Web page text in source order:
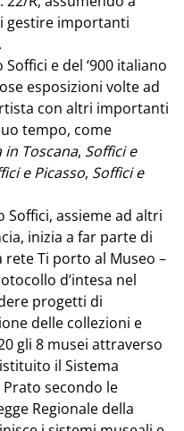
gestire importanti
e del ‘900 italiano
esposizioni volte ad
con altri importanti
tempo, come
in Toscana, Soffici e
e Picasso, Soffici e
Soffici, assieme ad altri
inizia a far parte di
Ti porto al Museo –
d’intesa nel
progetti di
delle collezioni e
gli 8 musei attraverso
il Sistema
secondo le
Regionale della